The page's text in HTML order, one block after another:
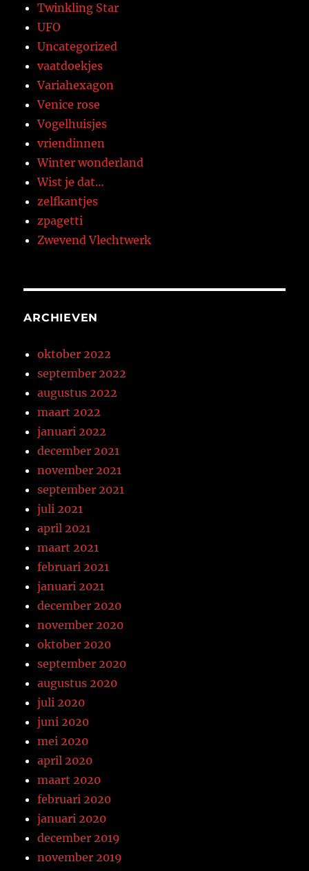
Twinkling Star
UFO
Uncategorized
vaatdoekjes
Variahexagon
Venice rose
Vogelhuisjes
vriendinnen
Winter wonderland
Wist je dat…
zelfkantjes
zpagetti
Zwevend Vlechtwerk
ARCHIEVEN
oktober 2022
september 2022
augustus 2022
maart 2022
januari 2022
december 2021
november 2021
september 2021
juli 2021
april 2021
maart 2021
februari 2021
januari 2021
december 2020
november 2020
oktober 2020
september 2020
augustus 2020
juli 2020
juni 2020
mei 2020
april 2020
maart 2020
februari 2020
januari 2020
december 2019
november 2019